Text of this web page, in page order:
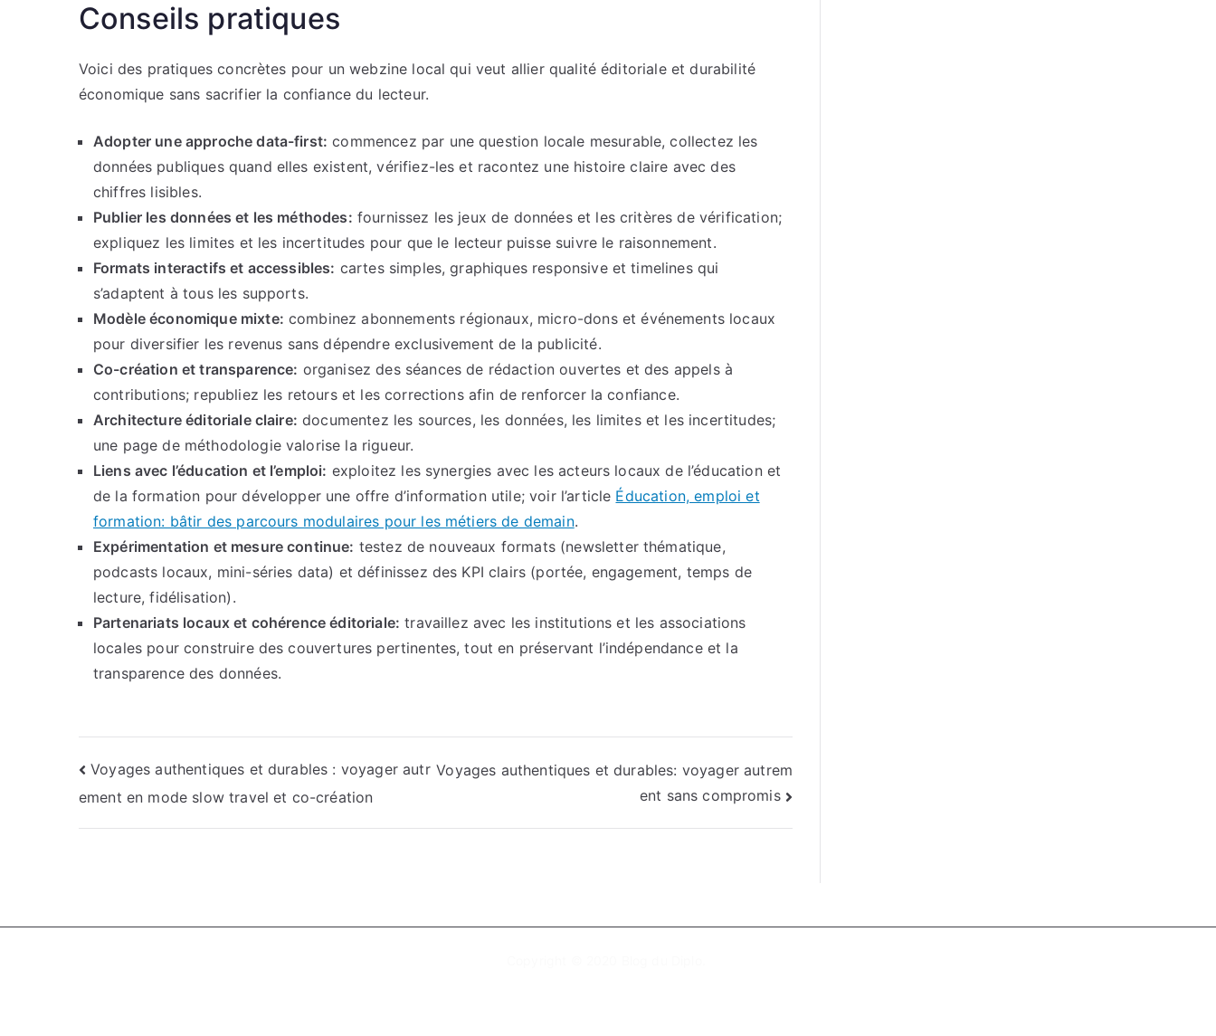
Conseils pratiques
Voici des pratiques concrètes pour un webzine local qui veut allier qualité éditoriale et durabilité
économique sans sacrifier la confiance du lecteur.
Adopter une approche data-first: commencez par une question locale mesurable, collectez les
données publiques quand elles existent, vérifiez-les et racontez une histoire claire avec des
chiffres lisibles.
Publier les données et les méthodes: fournissez les jeux de données et les critères de vérification;
expliquez les limites et les incertitudes pour que le lecteur puisse suivre le raisonnement.
Formats interactifs et accessibles: cartes simples, graphiques responsive et timelines qui
s’adaptent à tous les supports.
Modèle économique mixte: combinez abonnements régionaux, micro-dons et événements locaux
pour diversifier les revenus sans dépendre exclusivement de la publicité.
Co-création et transparence: organisez des séances de rédaction ouvertes et des appels à
contributions; republiez les retours et les corrections afin de renforcer la confiance.
Architecture éditoriale claire: documentez les sources, les données, les limites et les incertitudes;
une page de méthodologie valorise la rigueur.
Liens avec l’éducation et l’emploi: exploitez les synergies avec les acteurs locaux de l’éducation et
de la formation pour développer une offre d’information utile; voir l’article Éducation, emploi et
formation: bâtir des parcours modulaires pour les métiers de demain.
Expérimentation et mesure continue: testez de nouveaux formats (newsletter thématique,
podcasts locaux, mini-séries data) et définissez des KPI clairs (portée, engagement, temps de
lecture, fidélisation).
Partenariats locaux et cohérence éditoriale: travaillez avec les institutions et les associations
locales pour construire des couvertures pertinentes, tout en préservant l’indépendance et la
transparence des données.
Navigation
de
Voyages authentiques et durables : voyager autr
ement en mode slow travel et co-création
Voyages authentiques et durables: voyager autrem
ent sans compromis